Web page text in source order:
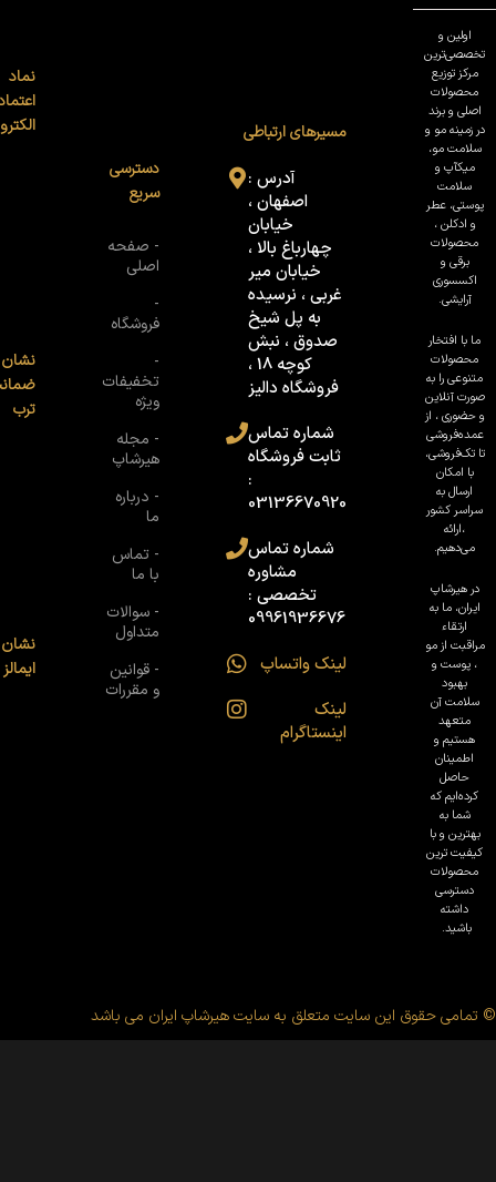
اولین و
تخصصی‌ترین
مرکز توزیع
محصولات
اصلی و برند
در زمینه مو و
سلامت مو،
میکآپ و
سلامت
پوستی، عطر
و ادکلن ،
محصولات
برقی و
اکسسوری
آرایشی.
ما با افتخار
محصولات
متنوعی را به
صورت آنلاین
و حضوری ، از
عمده‌فروشی
تا تک‌فروشی،
با امکان
ارسال به
سراسر کشور
،ارائه
می‌دهیم.
در هیرشاپ
ایران، ما به
ارتقاء
مراقبت از مو
، پوست و
بهبود
سلامت آن
متعهد
هستیم و
اطمینان
حاصل
کرده‌ایم که
شما به
بهترین و با
کیفیت ترین
محصولات
دسترسی
داشته
باشید.
مسیرهای ارتباطی
آدرس :
اصفهان ،
خیابان
چهارباغ بالا ،
خیابان میر
غربی ، نرسیده
به پل شیخ
صدوق ، نبش
کوچه 18 ،
فروشگاه دالیز
شماره تماس
ثابت فروشگاه
:
03136670920
شماره تماس
مشاوره
تخصصی :
09961936676
لینک واتساپ
لینک
اینستاگرام
دسترسی
سریع
- صفحه
اصلی
-
فروشگاه
-
تخفیفات
ویژه
- مجله
هیرشاپ
- درباره
ما
- تماس
با ما
- سوالات
متداول
- قوانین
و مقررات
نماد
نشان
ترب
نشان
ایمالز
© تمامی حقوق این سایت متعلق به سایت هیرشاپ ایران می باشد